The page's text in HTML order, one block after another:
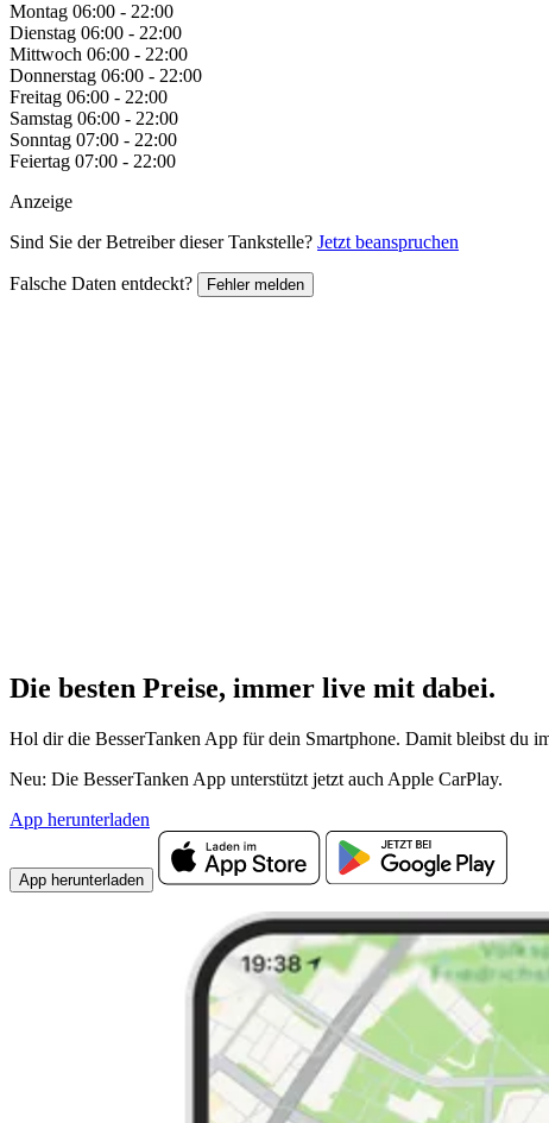
Montag 06:00 - 22:00
Dienstag 06:00 - 22:00
Mittwoch 06:00 - 22:00
Donnerstag 06:00 - 22:00
Freitag 06:00 - 22:00
Samstag 06:00 - 22:00
Sonntag 07:00 - 22:00
Feiertag 07:00 - 22:00
Anzeige
Sind Sie der Betreiber dieser Tankstelle? Jetzt beanspruchen
Falsche Daten entdeckt? Fehler melden
Die besten Preise, immer live mit dabei.
Hol dir die BesserTanken App für dein Smartphone. Damit bleibst du
Neu: Die BesserTanken App unterstützt jetzt auch Apple CarPlay.
App herunterladen
App herunterladen